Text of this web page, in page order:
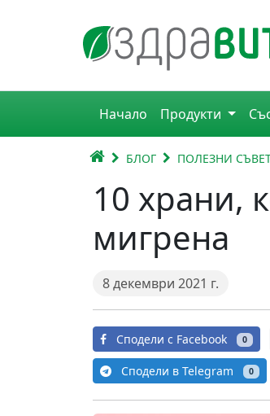
Горна навигация
Главна навигация
Начало Продукти
НАЧАЛО
БЛОГ ПОЛЕЗНИ
10 храни,
мигрена
8 декември 2021 г.
Сподели с Facebook 0
Сподели в Telegram 0